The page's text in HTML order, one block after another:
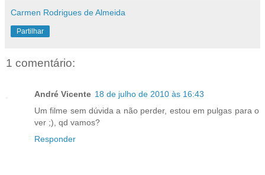
Carmen Rodrigues de Almeida
Partilhar
1 comentário:
André Vicente 18 de julho de 2010 às 16:43
Um filme sem dúvida a não perder, estou em pulgas para o
ver ;), qd vamos?
Responder